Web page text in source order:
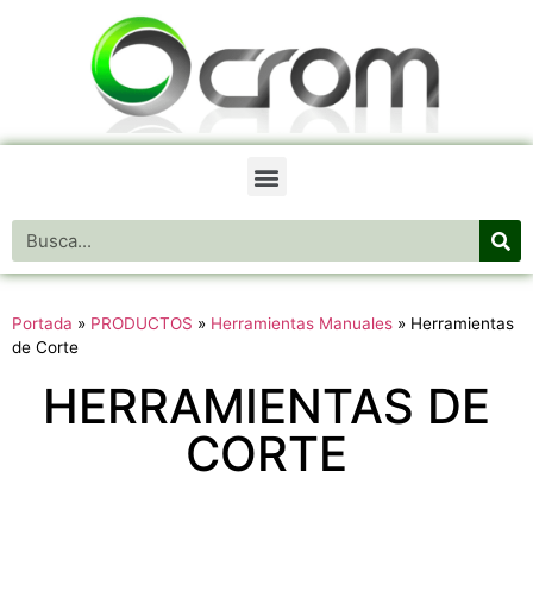
Portada » PRODUCTOS » Herramientas Manuales » Herramientas
de Corte
HERRAMIENTAS DE
CORTE